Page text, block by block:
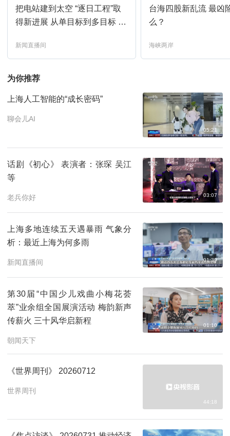
19:44
20:00 新闻直播间
20:33
21:00 预约
21:18 焦点访谈 预约
21:34 预约
把电站建到太空 “逐日工程”取
得新进展 从单目标到多目标 突
新闻直播间
台海四股新乱流 最凶
么？
海峡两岸
为你推荐
上海人工智能的“成长密码”
聊会儿AI
05:21
话剧《初心》 表演者：张琛 吴江
等
老兵你好 03:07
上海多地连续五天遇暴雨 气象分
析：最近上海为何多雨
新闻直播间 01:39
第30届“中国少儿戏曲小梅花荟
萃”业余组全国展演活动 梅韵新声
传薪火 三十风华启新程
朝闻天下
01:10
《世界周刊》 20260712
世界周刊
44:18